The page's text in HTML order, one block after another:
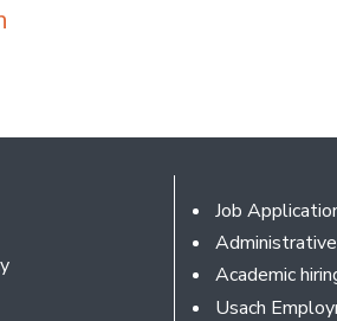
Footer
Job
Academic
Usach